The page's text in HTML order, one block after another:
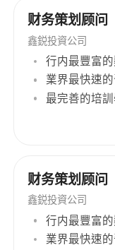
财务策划顾问
鑫鋭投資公司
行内最豐富
業界最快速
最完善的培
财务策划顾问
鑫鋭投資公司
行内最豐富
業界最快速